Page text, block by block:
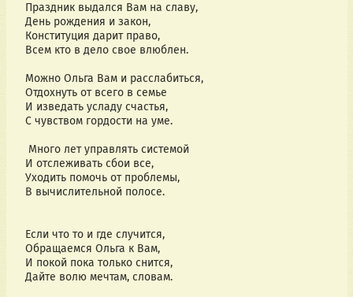
Праздник выдался Вам на славу,
День рождения и закон,
Конституция дарит право,
Всем кто в дело свое влюблен.
Можно Ольга Вам и расслабиться,
Отдохнуть от всего в семье
И изведать усладу счастья,
С чувством гордости на уме.
Много лет управлять системой
И отслеживать сбои все,
Уходить помочь от проблемы,
В вычислительной полосе.
Если что то и где случится,
Обращаемся Ольга к Вам,
И покой пока только снится,
Дайте волю мечтам, словам.